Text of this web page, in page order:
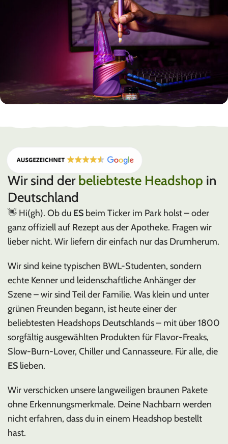
Wir sind derbeliebteste Headshop in
Deutschland
👋 Hi(gh). Ob du ES beim Ticker im Park holst – oder
ganz offiziell auf Rezept aus der Apotheke. Fragen wir
lieber nicht. Wir liefern dir einfach nur das Drumherum.
Wir sind keine typischen BWL-Studenten, sondern
echte Kenner und leidenschaftliche Anhänger der
Szene – wir sind Teil der Familie. Was klein und unter
grünen Freunden begann, ist heute einer der
beliebtesten Headshops Deutschlands – mit über 1800
sorgfältig ausgewählten Produkten für Flavor-Freaks,
Slow-Burn-Lover, Chiller und Cannasseure. Für alle, die
ES lieben.
Wir verschicken unsere langweiligen braunen Pakete
ohne Erkennungsmerkmale. Deine Nachbarn werden
nicht erfahren, dass du in einem Headshop bestellt
hast.